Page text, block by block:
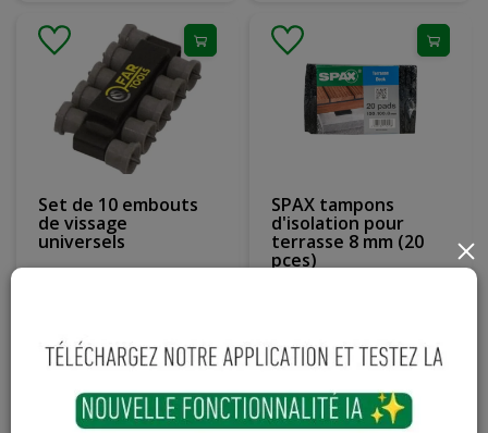
Set de 10 embouts
de vissage
universels
SPAX tampons
d'isolation pour
terrasse 8 mm (20
pces) ×